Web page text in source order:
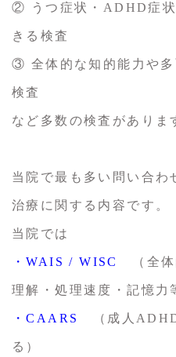
② うつ症状・ADHD症状
きる検査
③ 全体的な知的能力や多
検査
など多数の検査がありま
当院で最も多い問い合わ
治療に関する内容です。
当院では
・WAIS / WISC （全
理解・処理速度・記憶力
・CAARS （成人
る）